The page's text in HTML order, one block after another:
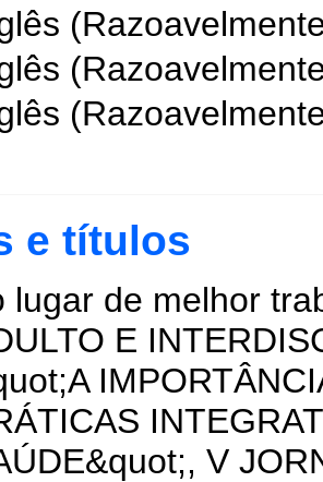
e títulos
lugar de melhor
E
V